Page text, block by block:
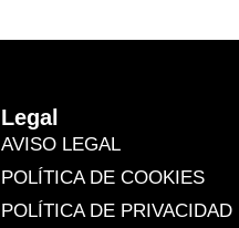
Legal
AVISO LEGAL
POLÍTICA DE COOKIES
POLÍTICA DE PRIVACIDAD